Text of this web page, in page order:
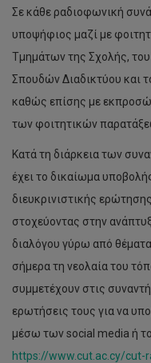
Σε κάθε ραδιοφωνική
υποψήφιος μαζί με
Τμημάτων της Σχολής,
Σπουδών Διαδικτύου και
καθώς επίσης με
των φοιτητικών
Κατά τη διάρκεια των
έχει το δικαίωμα
διευκρινιστικής
στοχεύοντας στην
διαλόγου γύρω από
σήμερα τη νεολαία του
συμμετέχουν στις
ερωτήσεις τους για να
μέσω των social media ή
https://www.cut.ac.cy/cut-